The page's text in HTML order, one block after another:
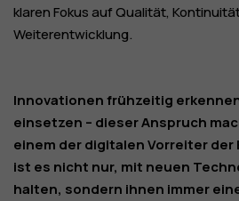
klaren Fokus auf Qualität,
Weiterentwicklung.
Innovationen frühzeitig
einsetzen – dieser Anspruch
einem der digitalen Vorreiter der
ist es nicht nur, mit neuen
halten, sondern ihnen immer